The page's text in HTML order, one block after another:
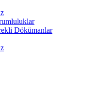
Dökümanlar